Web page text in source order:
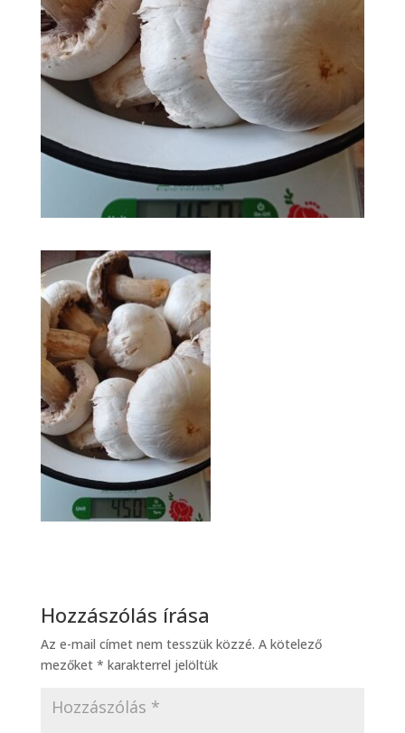
Hozzászólás írása
Az e-mail címet nem tesszük közzé. A kötelező
mezőket * karakterrel jelöltük